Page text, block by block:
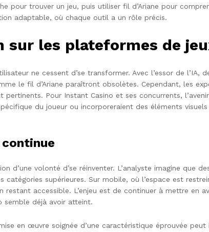
pour trouver un jeu, puis utiliser fil d’Ariane pour
adaptable, où chaque outil a un rôle précis.
sur les plateformes de
ne cessent d’se transformer. Avec l’essor de
le fil d’Ariane paraîtront obsolètes. Cependant, les
Pour Instant Casino et ses concurrents,
du joueur ou incorporeraient des éléments
d’une volonté d’se réinventer. L’analyste imagine que
catégories supérieures. Sur mobile, où l’espace est
accessible. L’enjeu est de continuer à mettre en
semble déjà avoir atteint.
en œuvre soignée d’une caractéristique éprouvée